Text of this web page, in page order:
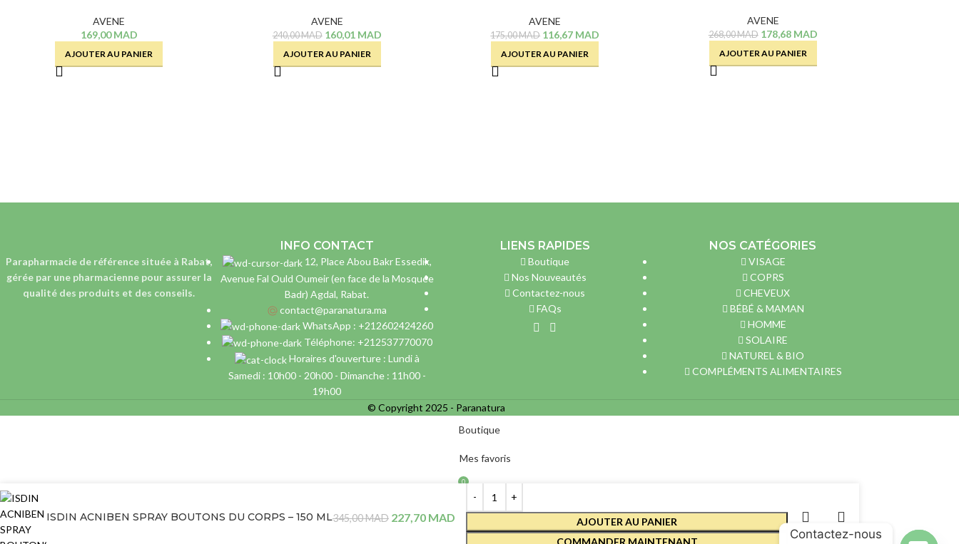
AVENE
169,00MAD
AJOUTER AU PANIER
AVENE
240,00MAD 160,01 MAD
AJOUTER AU PANIER
AVENE
175,00MAD 116,67 MAD
AJOUTER AU PANIER
AVENE
268,00MAD 178,68 MAD
AJOUTER AU PANIER
Parapharmacie de référence située à Rabat,
gérée par une pharmaciennepour assurer la
qualité des produits et des conseils.
INFO CONTACT
12, Place Abou Bakr Essedik,
Avenue Fal Ould Oumeir (en face de la Mosquée
Badr) Agdal, Rabat.
contact@paranatura.ma
WhatsApp : +212602424260
Téléphone: +212537770070
Horaires d'ouverture : Lundi à
Samedi : 10h00 - 20h00 - Dimanche : 11h00 -
19h00
LIENS RAPIDES
Boutique
Nos Nouveautés
Contactez-nous
FAQs
NOS CATÉGORIES
VISAGE
COPRS
CHEVEUX
BÉBÉ & MAMAN
HOMME
SOLAIRE
NATUREL & BIO
COMPLÉMENTS ALIMENTAIRES
© Copyright 2025 - Paranatura
ISDIN ACNIBEN SPRAY BOUTONS DU CORPS – 150 ML345,00MAD 227,70 MAD
AJOUTER AU PANIER
Boutique
Mes favoris
0 Panier
Mon compte
Contactez-nous